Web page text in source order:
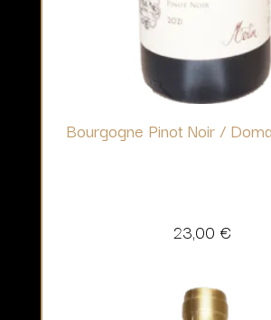
Bourgogne Pinot Noir /
23,00 €